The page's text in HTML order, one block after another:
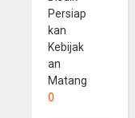
Persiap
kan
Kebijak
an
Matang
0